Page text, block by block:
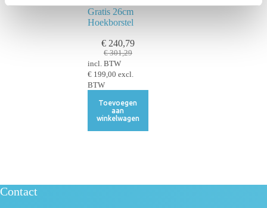
t
Gratis 26cm
Hoekborstel
€301,29
€240,79
incl. BTW
€199,00 excl.
BTW
Toevoegen
aan
winkelwagen
Contact